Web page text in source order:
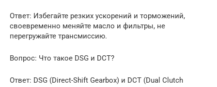
Ответ: Избегайте резких ускорений и торможений,
своевременно меняйте масло и фильтры, не
перегружайте трансмиссию.
Вопрос: Что такое DSG и DCT?
Ответ: DSG (Direct-Shift Gearbox) и DCT (Dual Clutch